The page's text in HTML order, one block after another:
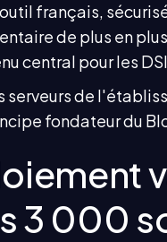
français,
de plus en
central pour les
de
fondateur du
3 000